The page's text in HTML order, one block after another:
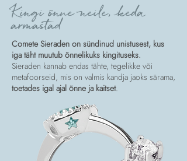
Kingi õnne neile, keda
armastad
Comete Sieraden on sündinud unistusest, kus
iga täht muutub õnnelikuks kingituseks.
Sieraden kannab endas tähte, tegelikke või
metafoorseid, mis on valmis kandja jaoks särama,
toetades igal ajal õnne ja kaitset.